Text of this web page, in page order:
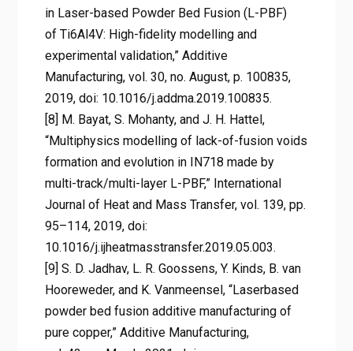
in Laser-based Powder Bed Fusion (L-PBF)
of Ti6Al4V: High-fidelity modelling and
experimental validation,” Additive
Manufacturing, vol. 30, no. August, p. 100835,
2019, doi: 10.1016/j.addma.2019.100835.
[8] M. Bayat, S. Mohanty, and J. H. Hattel,
“Multiphysics modelling of lack-of-fusion voids
formation and evolution in IN718 made by
multi-track/multi-layer L-PBF,” International
Journal of Heat and Mass Transfer, vol. 139, pp.
95–114, 2019, doi:
10.1016/j.ijheatmasstransfer.2019.05.003.
[9] S. D. Jadhav, L. R. Goossens, Y. Kinds, B. van
Hooreweder, and K. Vanmeensel, “Laserbased
powder bed fusion additive manufacturing of
pure copper,” Additive Manufacturing,